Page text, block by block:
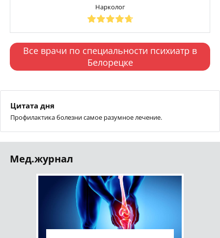
Нарколог
Все врачи по специальности психиатр в
Белорецке
Цитата дня
Профилактика болезни самое разумное лечение.
Мед.журнал